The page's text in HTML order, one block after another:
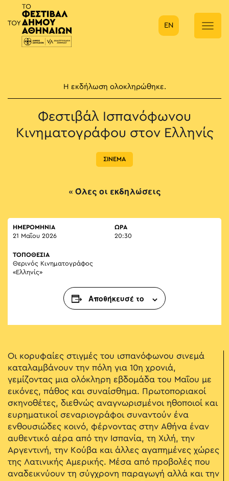
Κύρια πλοήγηση
EN
Η εκδήλωση ολοκληρώθηκε.
Φεστιβάλ Ισπανόφωνου
Κινηματογράφου στον Ελληνίς
ΣΙΝΕΜΑ
« Όλες οι εκδηλώσεις
ΗΜΕΡΟΜΗΝΙΑ
21 Μαΐου 2026
ΏΡΑ
20:30
ΤΟΠΟΘΕΣΙΑ
Θερινός Κινηματογράφος
«Ελληνίς»
Αποθήκευσέ το
Οι κορυφαίες στιγμές του ισπανόφωνου σινεμά
καταλαμβάνουν την πόλη για 10η χρονιά,
γεμίζοντας μια ολόκληρη εβδομάδα του Μαΐου με
εικόνες, πάθος και συναίσθημα. Πρωτοποριακοί
σκηνοθέτες, διεθνώς αναγνωρισμένοι ηθοποιοί και
ευρηματικοί σεναριογράφοι συναντούν ένα
ενθουσιώδες κοινό, φέρνοντας στην Αθήνα έναν
αυθεντικό αέρα από την Ισπανία, τη Χιλή, την
Αργεντινή, την Κούβα και άλλες αγαπημένες χώρες
της Λατινικής Αμερικής. Μέσα από προβολές που
αναδεικνύουν τη σύγχρονη παραγωγή αλλά και την